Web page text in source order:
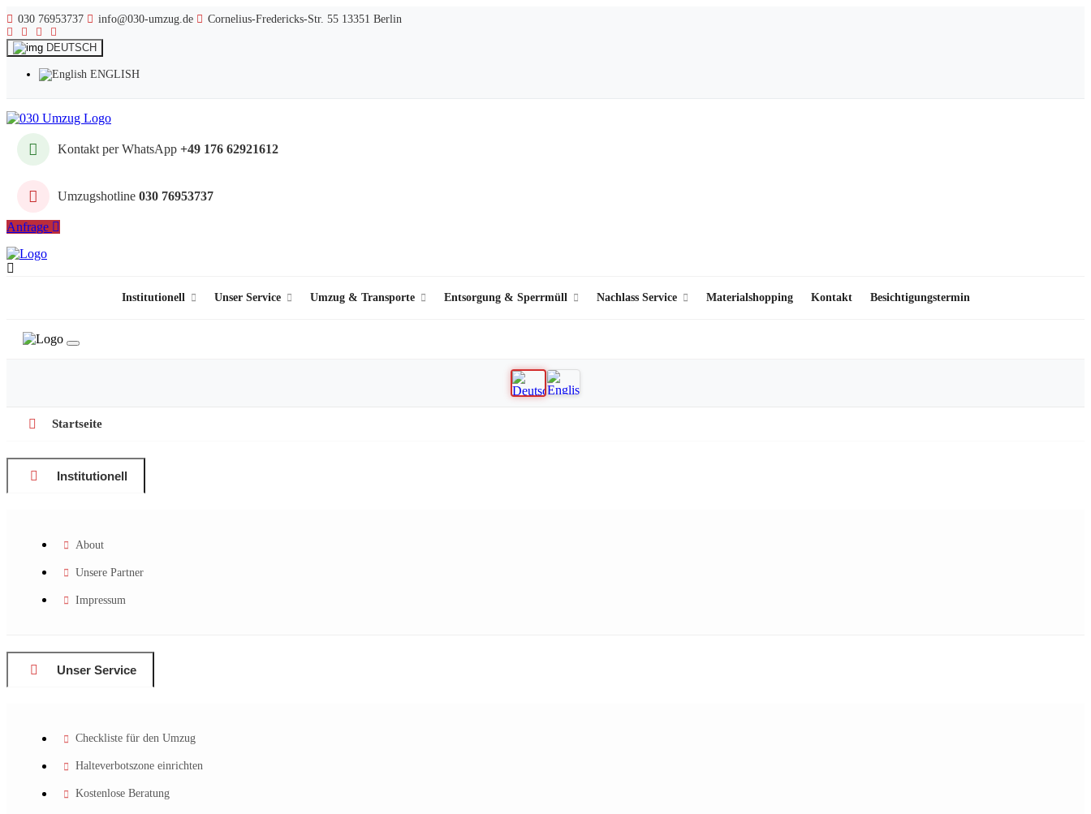
030 76953737 info@030-umzug.de Cornelius-Fredericks-Str. 55 13351 Berlin
DEUTSCH
ENGLISH
Kontakt per WhatsApp +49 176 62921612
Umzugshotline 030 76953737
Anfrage
Institutionell Unser Service Umzug & Transporte Entsorgung & Sperrmüll Nachlass Service Materialshopping Kontakt Besichtigungstermin
Startseite
Institutionell
About
Unsere Partner
Impressum
Unser Service
Checkliste für den Umzug
Halteverbotszone einrichten
Kostenlose Beratung